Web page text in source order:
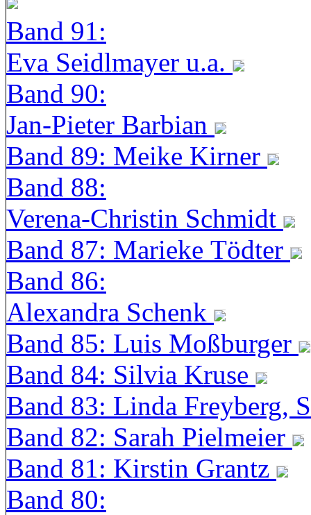
Band 91:
Eva Seidlmayer u.a.
Band 90:
Jan-Pieter Barbian
Band 89: Meike Kirner
Band 88:
Verena-Christin Schmidt
Band 87: Marieke Tödter
Band 86:
Alexandra Schenk
Band 85: Luis Moßburger
Band 84: Silvia Kruse
Band 83: Linda Freyberg,
Band 82: Sarah Pielmeier
Band 81: Kirstin Grantz
Band 80: